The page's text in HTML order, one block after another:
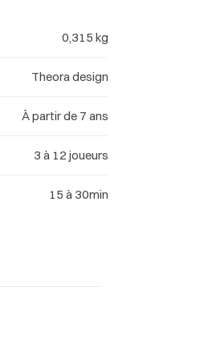
0,315 kg
Theora design
À partir de 7 ans
3 à 12 joueurs
15 à 30min